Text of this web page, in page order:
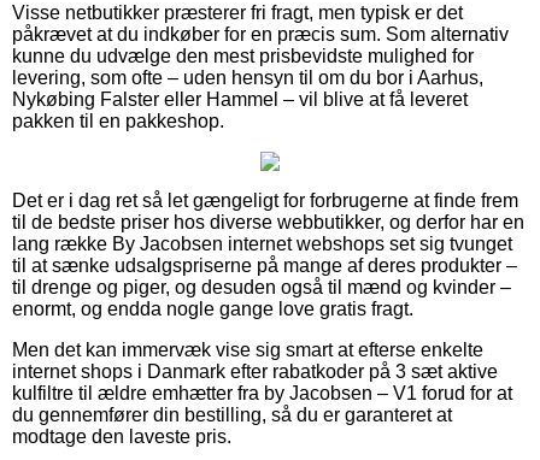
Visse netbutikker præsterer fri fragt, men typisk er det
påkrævet at du indkøber for en præcis sum. Som alternativ
kunne du udvælge den mest prisbevidste mulighed for
levering, som ofte – uden hensyn til om du bor i Aarhus,
Nykøbing Falster eller Hammel – vil blive at få leveret
pakken til en pakkeshop.
Det er i dag ret så let gængeligt for forbrugerne at finde frem
til de bedste priser hos diverse webbutikker, og derfor har en
lang række By Jacobsen internet webshops set sig tvunget
til at sænke udsalgspriserne på mange af deres produkter –
til drenge og piger, og desuden også til mænd og kvinder –
enormt, og endda nogle gange love gratis fragt.
Men det kan immervæk vise sig smart at efterse enkelte
internet shops i Danmark efter rabatkoder på 3 sæt aktive
kulfiltre til ældre emhætter fra by Jacobsen – V1 forud for at
du gennemfører din bestilling, så du er garanteret at
modtage den laveste pris.